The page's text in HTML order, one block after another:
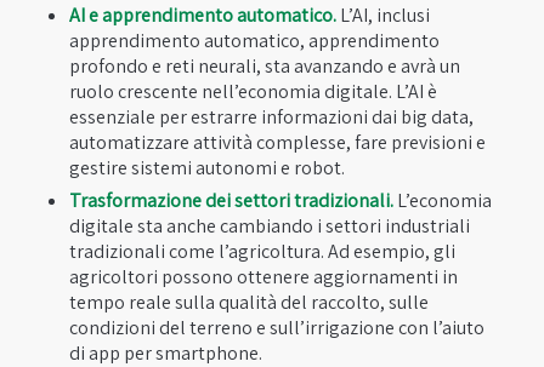
AI e apprendimento automatico.L’AI, inclusi
apprendimento automatico, apprendimento
profondo e reti neurali, sta avanzando e avrà un
ruolo crescente nell’economia digitale. L’AI è
essenziale per estrarre informazioni dai big data,
automatizzare attività complesse, fare previsioni e
gestire sistemi autonomi e robot.
Trasformazione dei settori tradizionali.L’economia
digitale sta anche cambiando i settori industriali
tradizionali come l’agricoltura. Ad esempio, gli
agricoltori possono ottenere aggiornamenti in
tempo reale sulla qualità del raccolto, sulle
condizioni del terreno e sull’irrigazione con l’aiuto
di app per smartphone.